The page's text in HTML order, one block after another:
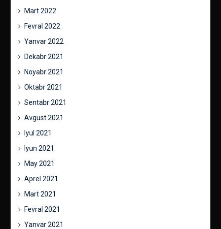
Mart 2022
Fevral 2022
Yanvar 2022
Dekabr 2021
Noyabr 2021
Oktabr 2021
Sentabr 2021
Avgust 2021
Iyul 2021
Iyun 2021
May 2021
Aprel 2021
Mart 2021
Fevral 2021
Yanvar 2021